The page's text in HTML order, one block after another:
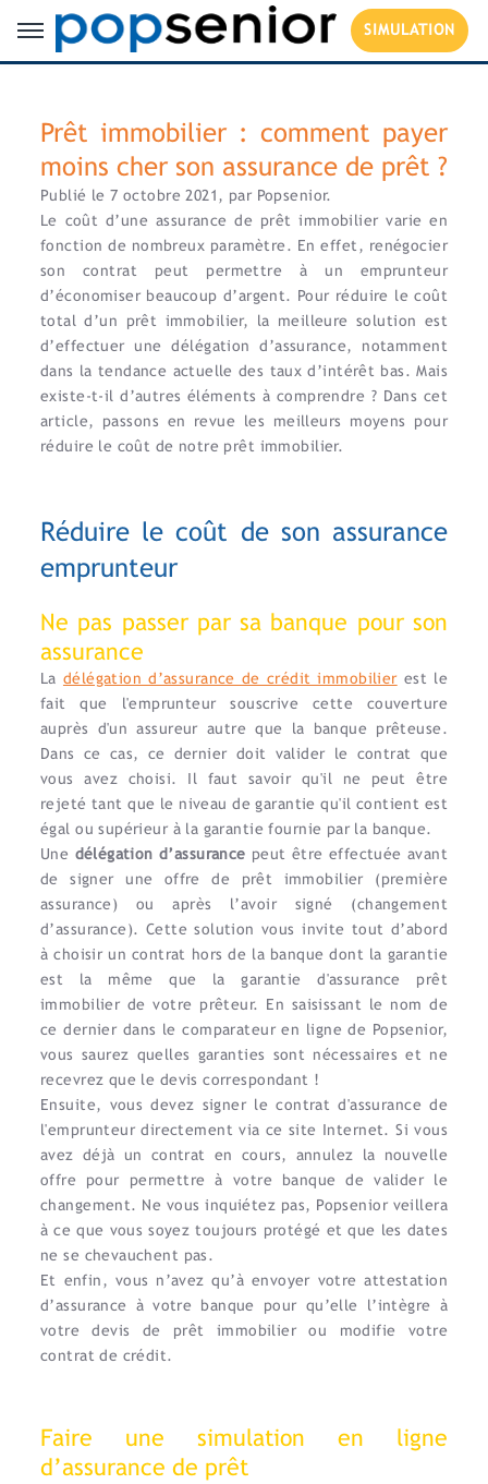
SIMULATION
Prêt immobilier : comment payer
moins cher son assurance de prêt ?
Publié le 7 octobre 2021, par Popsenior.
Le coût d’une assurance de prêt immobilier varie en
fonction de nombreux paramètre. En effet, renégocier
son contrat peut permettre à un emprunteur
d’économiser beaucoup d’argent. Pour réduire le coût
total d’un prêt immobilier, la meilleure solution est
d’effectuer une délégation d’assurance, notamment
dans la tendance actuelle des taux d’intérêt bas. Mais
existe-t-il d’autres éléments à comprendre ? Dans cet
article, passons en revue les meilleurs moyens pour
réduire le coût de notre prêt immobilier.
Réduire le coût de son assurance
emprunteur
Ne pas passer par sa banque pour son
assurance
La délégation d’assurance de crédit immobilierest le
fait que l'emprunteur souscrive cette couverture
auprès d'un assureur autre que la banque prêteuse.
Dans ce cas, ce dernier doit valider le contrat que
vous avez choisi. Il faut savoir qu'il ne peut être
rejeté tant que le niveau de garantie qu'il contient est
égal ou supérieur à la garantie fournie par la banque.
Une délégation d’assurance peut être effectuée avant
de signer une offre de prêt immobilier (première
assurance) ou après l’avoir signé (changement
d’assurance). Cette solution vous invite tout d’abord
à choisir un contrat hors de la banque dont la garantie
est la même que la garantie d'assurance prêt
immobilier de votre prêteur. En saisissant le nom de
ce dernier dans le comparateur en ligne de Popsenior,
vous saurez quelles garanties sont nécessaires et ne
recevrez que le devis correspondant !
Ensuite, vous devez signer le contrat d'assurance de
l'emprunteur directement via ce site Internet. Si vous
avez déjà un contrat en cours, annulez la nouvelle
offre pour permettre à votre banque de valider le
changement. Ne vous inquiétez pas, Popsenior veillera
à ce que vous soyez toujours protégé et que les dates
ne se chevauchent pas.
Et enfin, vous n’avez qu’à envoyer votre attestation
d’assurance à votre banque pour qu’elle l’intègre à
votre devis de prêt immobilier ou modifie votre
contrat de crédit.
Faire une simulation en ligne
d’assurance de prêt